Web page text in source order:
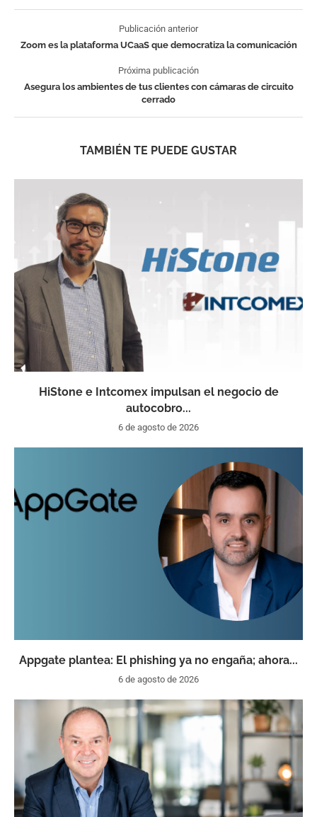
Publicación anterior
Zoom es la plataforma UCaaS que democratiza la comunicación
Próxima publicación
Asegura los ambientes de tus clientes con cámaras de circuito
cerrado
TAMBIÉN TE PUEDE GUSTAR
HiStone e Intcomex impulsan el negocio de
autocobro...
6 de agosto de 2026
Appgate plantea: El phishing ya no engaña; ahora...
6 de agosto de 2026